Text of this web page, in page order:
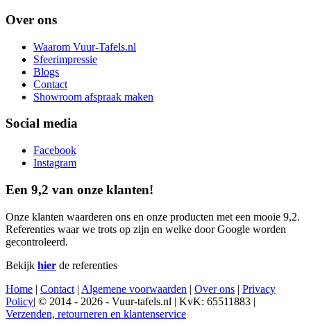
Over ons
Waarom Vuur-Tafels.nl
Sfeerimpressie
Blogs
Contact
Showroom afspraak maken
Social media
Facebook
Instagram
Een 9,2 van onze klanten!
Onze klanten waarderen ons en onze producten met een mooie 9,2.
Referenties waar we trots op zijn en welke door Google worden
gecontroleerd.
Bekijk hier de referenties
Home | Contact | Algemene voorwaarden | Over ons | Privacy
Policy| © 2014 - 2026 - Vuur-tafels.nl | KvK: 65511883 |
Verzenden, retourneren en klantenservice